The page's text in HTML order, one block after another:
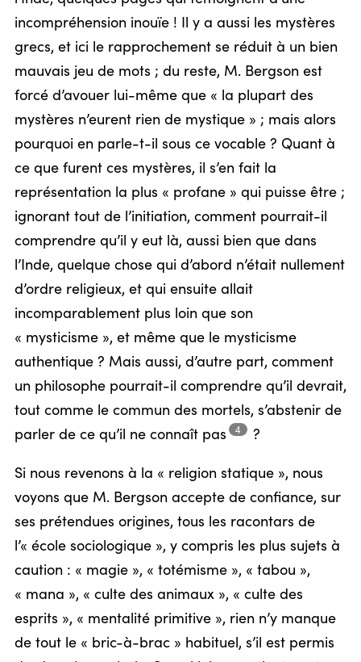
incompréhension inouïe ! Il y a aussi les mystères
grecs, et ici le rapprochement se réduit à un bien
mauvais jeu de mots ; du reste, M. Bergson est
forcé d’avouer lui-même que « la plupart des
mystères n’eurent rien de mystique » ; mais alors
pourquoi en parle-t-il sous ce vocable ? Quant à
ce que furent ces mystères, il s’en fait la
représentation la plus « profane » qui puisse être ;
ignorant tout de l’initiation, comment pourrait-il
comprendre qu’il y eut là, aussi bien que dans
l’Inde, quelque chose qui d’abord n’était nullement
d’ordre religieux, et qui ensuite allait
incomparablement plus loin que son
« mysticisme », et même que le mysticisme
authentique ? Mais aussi, d’autre part, comment
un philosophe pourrait-il comprendre qu’il devrait,
tout comme le commun des mortels, s’abstenir de
parler de ce qu’il ne connaît pas 4 ?
Si nous revenons à la « religion statique », nous
voyons que M. Bergson accepte de confiance, sur
ses prétendues origines, tous les racontars de
l’« école sociologique », y compris les plus sujets à
caution : « magie », « totémisme », « tabou »,
« mana », « culte des animaux », « culte des
esprits », « mentalité primitive », rien n’y manque
de tout le « bric-à-brac » habituel, s’il est permis